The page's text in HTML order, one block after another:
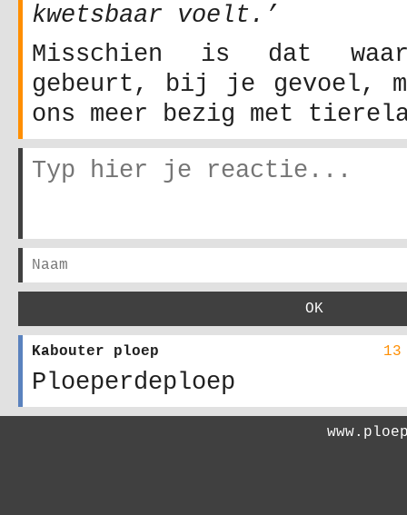
kwetsbaar voelt.’
Misschien is dat
gebeurt, bij je gevoel,
ons meer bezig met
Kabouter ploep
Ploeperdeploep